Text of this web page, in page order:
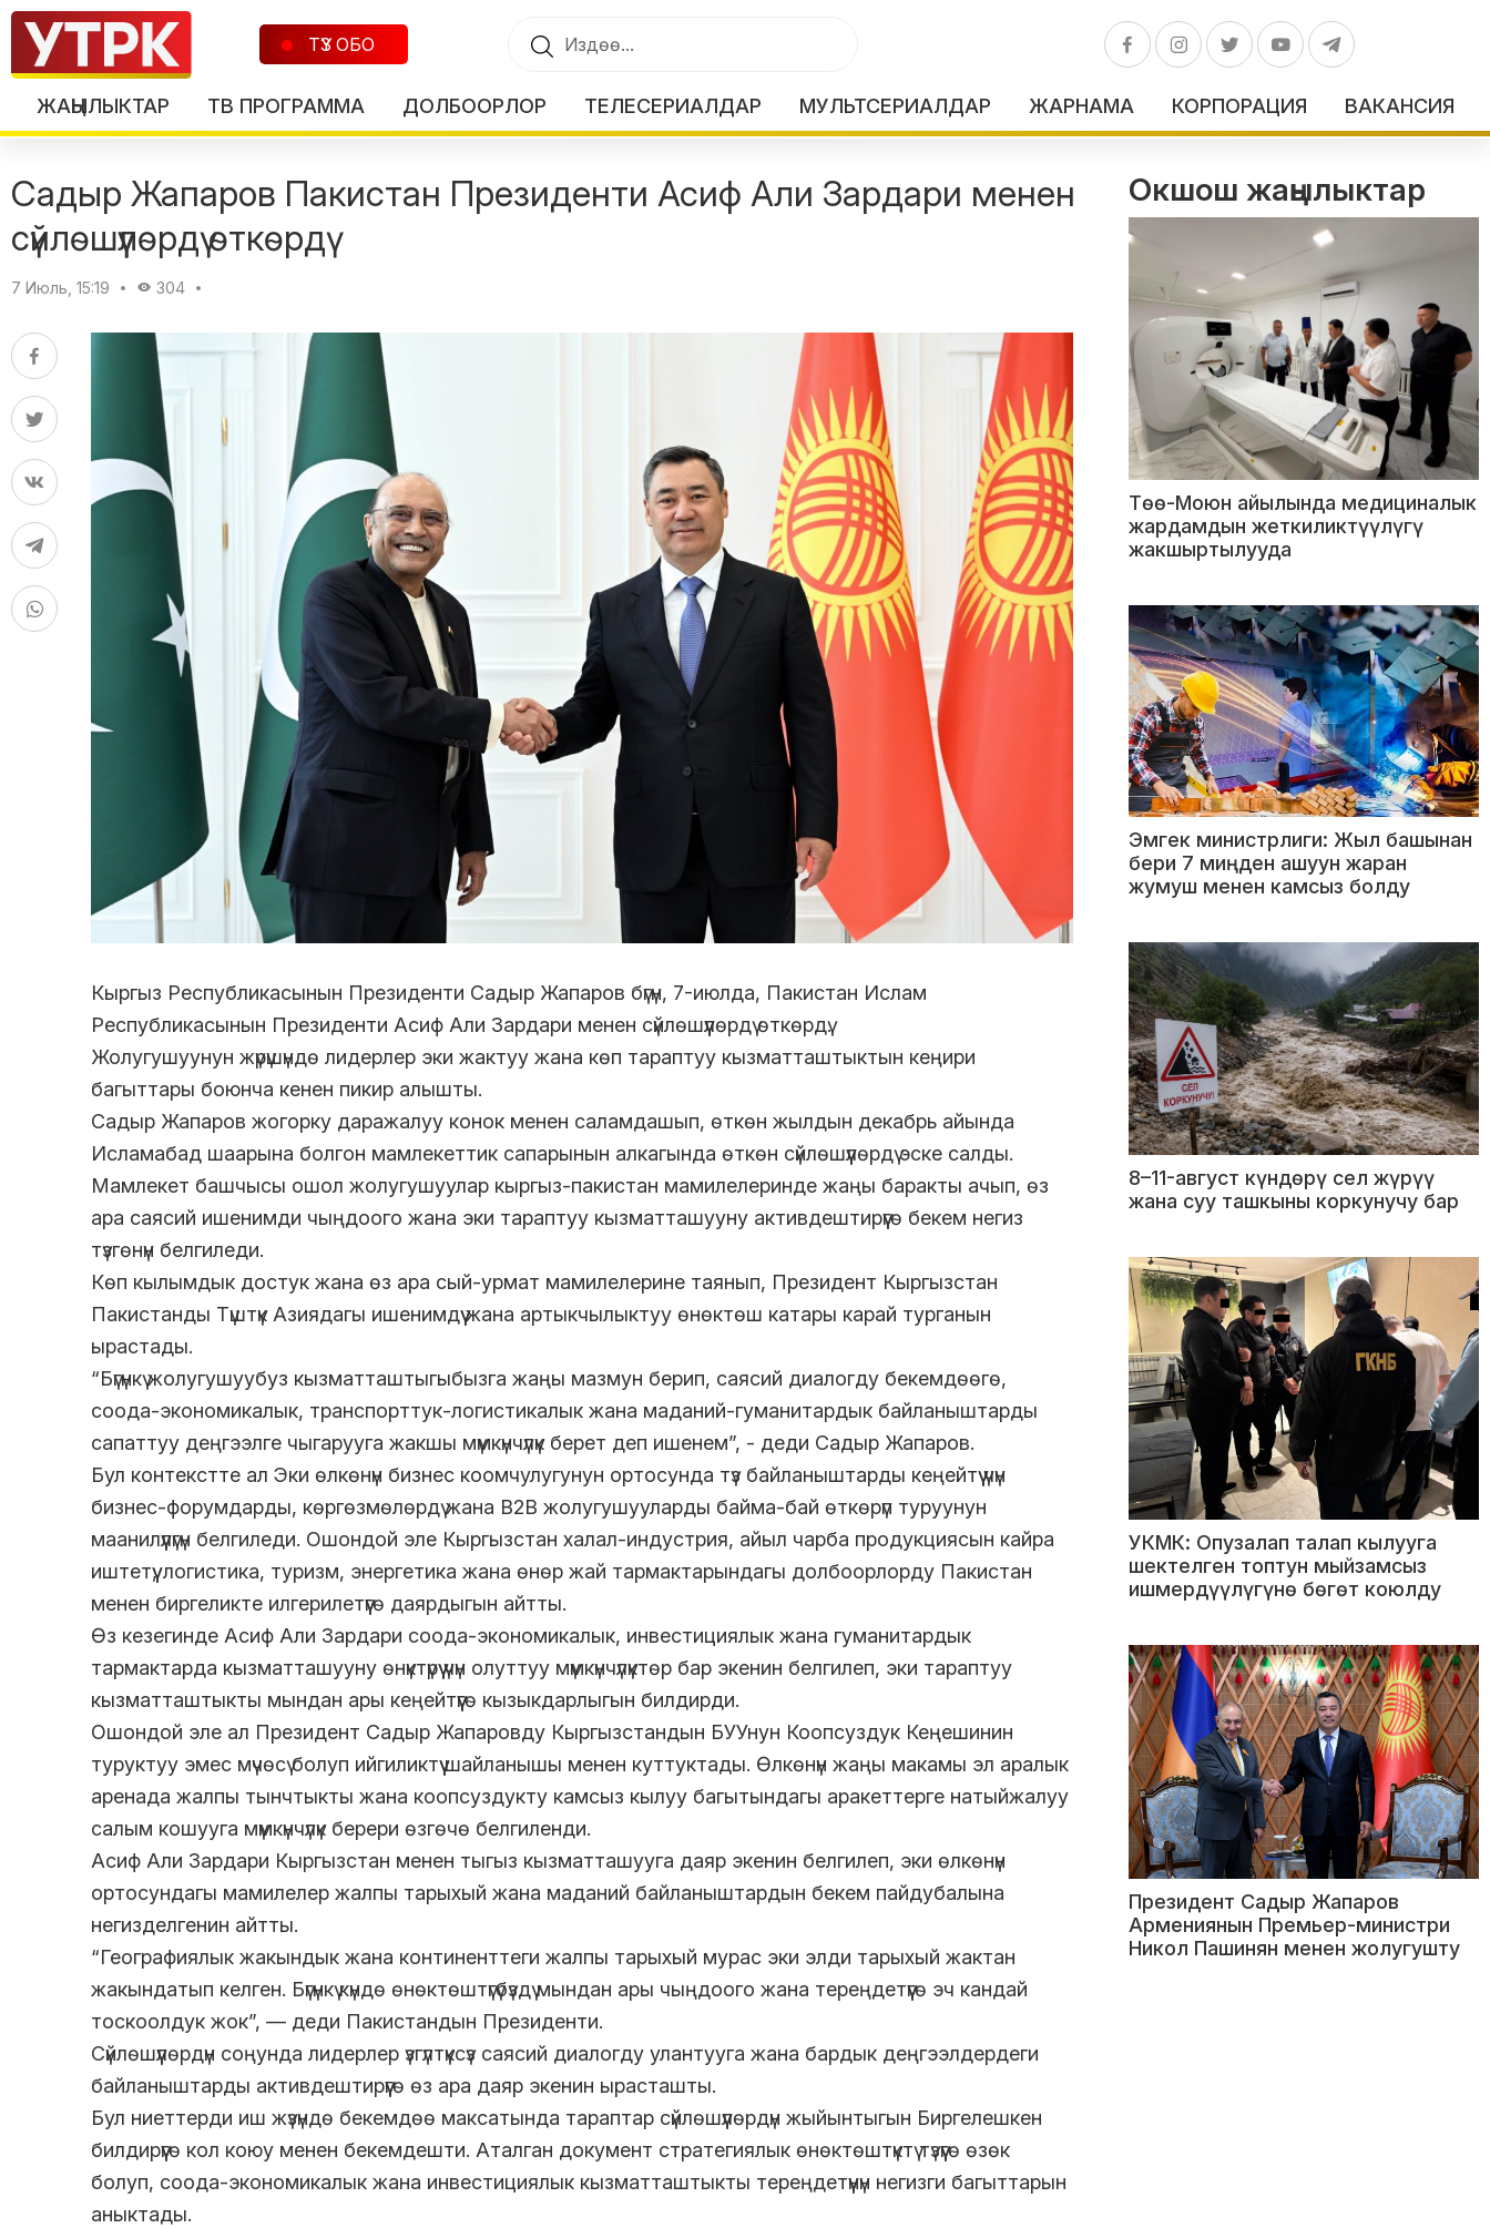
ТҮЗ ОБО
ЖАҢЫЛЫКТАР ТВ ПРОГРАММА ДОЛБООРЛОР ТЕЛЕСЕРИАЛДАР МУЛЬТСЕРИАЛДАР ЖАРНАМА КОРПОРАЦИЯ ВАКАНСИЯ
Садыр Жапаров Пакистан Президенти Асиф Али Зардари менен
сүйлөшүүлөрдү өткөрдү
7 Июль, 15:19 304
Кыргыз Республикасынын Президенти Садыр Жапаров бүгүн, 7-июлда, Пакистан Ислам
Республикасынын Президенти Асиф Али Зардари менен сүйлөшүүлөрдү өткөрдү.
Жолугушуунун жүрүшүндө лидерлер эки жактуу жана көп тараптуу кызматташтыктын кеңири
багыттары боюнча кенен пикир алышты.
Садыр Жапаров жогорку даражалуу конок менен саламдашып, өткөн жылдын декабрь айында
Исламабад шаарына болгон мамлекеттик сапарынын алкагында өткөн сүйлөшүүлөрдү эске салды.
Мамлекет башчысы ошол жолугушуулар кыргыз-пакистан мамилелеринде жаңы баракты ачып, өз
ара саясий ишенимди чыңдоого жана эки тараптуу кызматташууну активдештирүүгө бекем негиз
түзгөнүн белгиледи.
Көп кылымдык достук жана өз ара сый-урмат мамилелерине таянып, Президент Кыргызстан
Пакистанды Түштүк Азиядагы ишенимдүү жана артыкчылыктуу өнөктөш катары карай турганын
ырастады.
“Бүгүнкү жолугушуубуз кызматташтыгыбызга жаңы мазмун берип, саясий диалогду бекемдөөгө,
соода-экономикалык, транспорттук-логистикалык жана маданий-гуманитардык байланыштарды
сапаттуу деңгээлге чыгарууга жакшы мүмкүнчүлүк берет деп ишенем”, - деди Садыр Жапаров.
Бул контекстте ал Эки өлкөнүн бизнес коомчулугунун ортосунда түз байланыштарды кеңейтүү үчүн
бизнес-форумдарды, көргөзмөлөрдү жана B2B жолугушууларды байма-бай өткөрүп туруунун
маанилүүлүгүн белгиледи. Ошондой эле Кыргызстан халал-индустрия, айыл чарба продукциясын кайра
иштетүү, логистика, туризм, энергетика жана өнөр жай тармактарындагы долбоорлорду Пакистан
менен биргеликте илгерилетүүгө даярдыгын айтты.
Өз кезегинде Асиф Али Зардари соода-экономикалык, инвестициялык жана гуманитардык
тармактарда кызматташууну өнүктүрүү үчүн олуттуу мүмкүнчүлүктөр бар экенин белгилеп, эки тараптуу
кызматташтыкты мындан ары кеңейтүүгө кызыкдарлыгын билдирди.
Ошондой эле ал Президент Садыр Жапаровду Кыргызстандын БУУнун Коопсуздук Кеңешинин
туруктуу эмес мүчөсү болуп ийгиликтүү шайланышы менен куттуктады. Өлкөнүн жаңы макамы эл аралык
аренада жалпы тынчтыкты жана коопсуздукту камсыз кылуу багытындагы аракеттерге натыйжалуу
салым кошууга мүмкүнчүлүк берери өзгөчө белгиленди.
Асиф Али Зардари Кыргызстан менен тыгыз кызматташууга даяр экенин белгилеп, эки өлкөнүн
ортосундагы мамилелер жалпы тарыхый жана маданий байланыштардын бекем пайдубалына
негизделгенин айтты.
“Географиялык жакындык жана континенттеги жалпы тарыхый мурас эки элди тарыхый жактан
жакындатып келген. Бүгүнкү күндө өнөктөштүгүбүздү мындан ары чыңдоого жана тереңдетүүгө эч кандай
тоскоолдук жок”, — деди Пакистандын Президенти.
Сүйлөшүүлөрдүн соңунда лидерлер үзгүлтүксүз саясий диалогду улантууга жана бардык деңгээлдердеги
байланыштарды активдештирүүгө өз ара даяр экенин ырасташты.
Бул ниеттерди иш жүзүндө бекемдөө максатында тараптар сүйлөшүүлөрдүн жыйынтыгын Биргелешкен
билдирүүгө кол коюу менен бекемдешти. Аталган документ стратегиялык өнөктөштүктү түзүүгө өзөк
болуп, соода-экономикалык жана инвестициялык кызматташтыкты тереңдетүүнүн негизги багыттарын
аныктады.
Окшош жаңылыктар
Төө-Моюн айылында медициналык
жардамдын жеткиликтүүлүгү
жакшыртылууда
Эмгек министрлиги: Жыл башынан
бери 7 миңден ашуун жаран
жумуш менен камсыз болду
8–11-август күндөрү сел жүрүү
жана суу ташкыны коркунучу бар
УКМК: Опузалап талап кылууга
шектелген топтун мыйзамсыз
ишмердүүлүгүнө бөгөт коюлду
Президент Садыр Жапаров
Армениянын Премьер-министри
Никол Пашинян менен жолугушту